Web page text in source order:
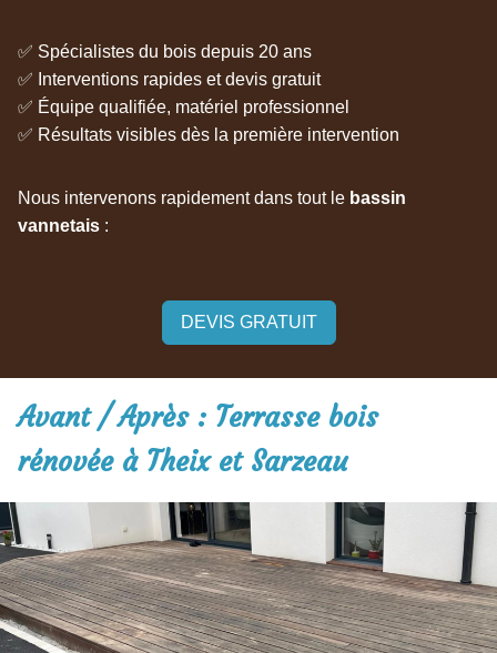
✅ Spécialistes du bois depuis 20 ans
✅ Interventions rapides et devis gratuit
✅ Équipe qualifiée, matériel professionnel
✅ Résultats visibles dès la première intervention
Nous intervenons rapidement dans tout le bassin
vannetais :
DEVIS GRATUIT
Avant / Après : Terrasse bois
rénovée à Theix et Sarzeau